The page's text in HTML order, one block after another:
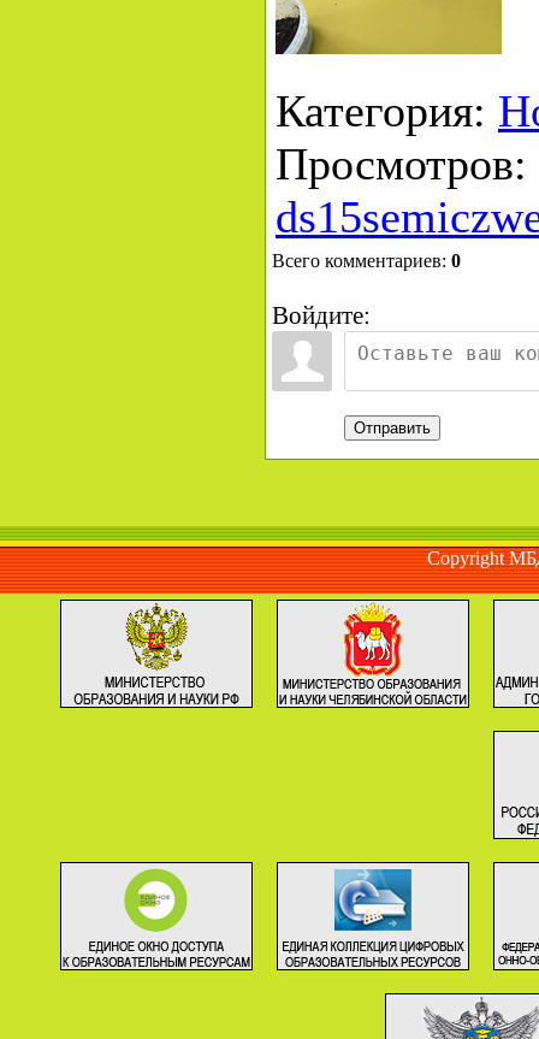
Категория:
Просмотров:
Всего комментариев: 0
Войдите:
Отправить
Copyright